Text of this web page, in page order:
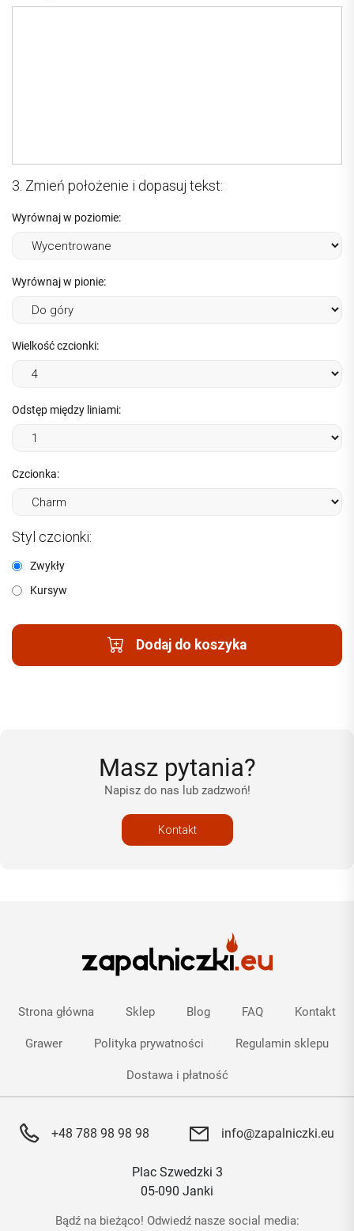
3. Zmień położenie i dopasuj tekst:
Wyrównaj w poziomie:
Wyrównaj w pionie:
Wielkość czcionki:
Odstęp między liniami:
Czcionka:
Styl czcionki:
Zwykły
Kursyw
Dodaj do koszyka
Masz pytania?
Napisz do nas lub zadzwoń!
Kontakt
Strona główna Sklep Blog FAQ Kontakt
Grawer Polityka prywatności Regulamin sklepu
Dostawa i płatność
+48 788 98 98 98 info@zapalniczki.eu
Plac Szwedzki 3
05-090 Janki
Bądź na bieżąco! Odwiedź nasze social media: